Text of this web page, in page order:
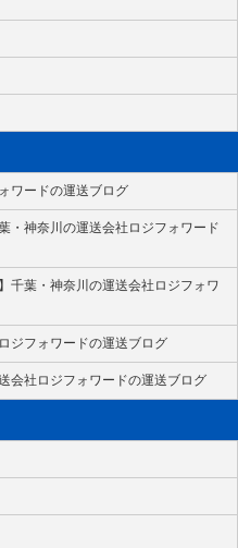
ワードの運送ブログ
・神奈川の運送会社ロジフォワード
千葉・神奈川の運送会社ロジフォワ
ジフォワードの運送ブログ
会社ロジフォワードの運送ブログ